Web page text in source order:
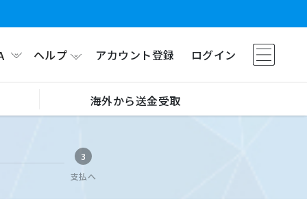
ヘルプ アカウント登録 ログイン
海外から送金受取
3
支払へ